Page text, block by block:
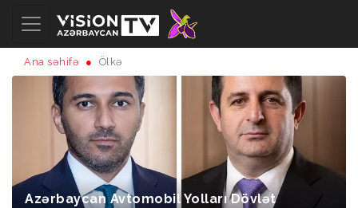
Ana səhifə Ölkə
Azərbaycan Avtomobil Yolları Dövlət